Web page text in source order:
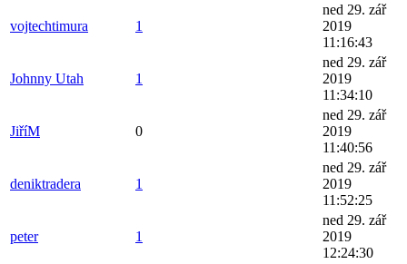
vojtechtimura 1
ned 29. zář
2019
11:16:43
Johnny Utah 1
ned 29. zář
2019
11:34:10
JiříM 0
ned 29. zář
2019
11:40:56
deniktradera 1
ned 29. zář
2019
11:52:25
peter 1
ned 29. zář
2019
12:24:30